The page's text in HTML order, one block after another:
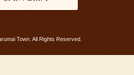
Town. All Rights Reserved.